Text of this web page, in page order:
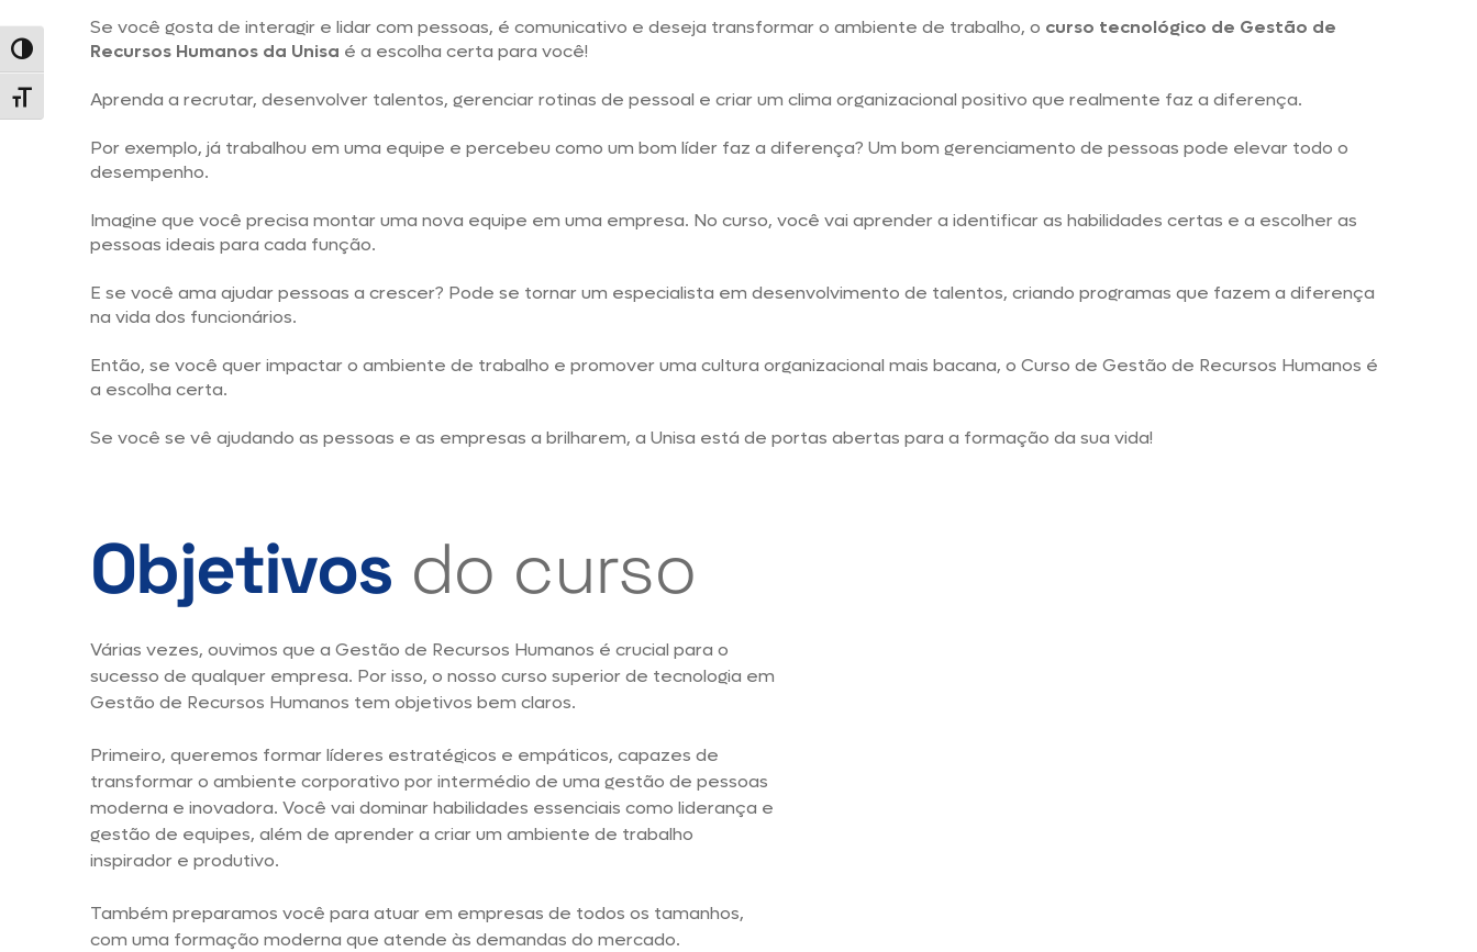
Alternar alto contraste
Alternar tamanho da fonte
Se você gosta de interagir e lidar com pessoas, é comunicativo e deseja transformar o ambiente de trabalho, o curso tecnológico de Gestão de
Recursos Humanos da Unisa é a escolha certa para você!
Aprenda a recrutar, desenvolver talentos, gerenciar rotinas de pessoal e criar um clima organizacional positivo que realmente faz a diferença.
Por exemplo, já trabalhou em uma equipe e percebeu como um bom líder faz a diferença? Um bom gerenciamento de pessoas pode elevar todo o
desempenho.
Imagine que você precisa montar uma nova equipe em uma empresa. No curso, você vai aprender a identificar as habilidades certas e a escolher as
pessoas ideais para cada função.
E se você ama ajudar pessoas a crescer? Pode se tornar um especialista em desenvolvimento de talentos, criando programas que fazem a diferença
na vida dos funcionários.
Então, se você quer impactar o ambiente de trabalho e promover uma cultura organizacional mais bacana, o Curso de Gestão de Recursos Humanos é
a escolha certa.
Se você se vê ajudando as pessoas e as empresas a brilharem, a Unisa está de portas abertas para a formação da sua vida!
Objetivos do curso
Várias vezes, ouvimos que a Gestão de Recursos Humanos é crucial para o
sucesso de qualquer empresa. Por isso, o nosso curso superior de tecnologia em
Gestão de Recursos Humanos tem objetivos bem claros.
Primeiro, queremos formar líderes estratégicos e empáticos, capazes de
transformar o ambiente corporativo por intermédio de uma gestão de pessoas
moderna e inovadora. Você vai dominar habilidades essenciais como liderança e
gestão de equipes, além de aprender a criar um ambiente de trabalho
inspirador e produtivo.
Também preparamos você para atuar em empresas de todos os tamanhos,
com uma formação moderna que atende às demandas do mercado.